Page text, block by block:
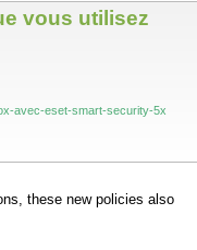
vous utilisez
avec-eset-smart-security-5x
these new policies also